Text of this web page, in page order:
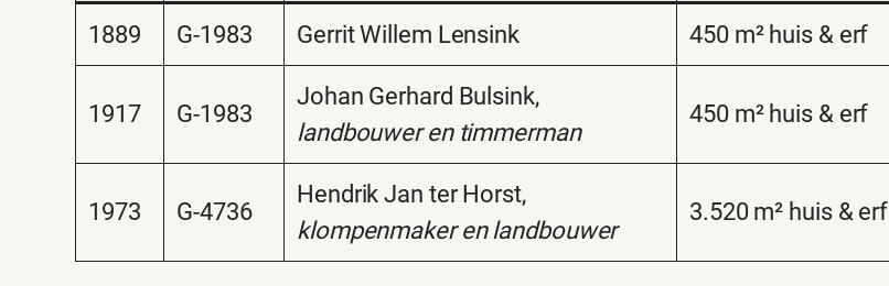
1889 G-1983 Gerrit Willem Lensink 450 m² huis & erf
1917 G-1983
Johan Gerhard Bulsink,
landbouwer en timmerman
450 m² huis & erf
1973 G-4736
Hendrik Jan ter Horst,
klompenmaker en landbouwer
3.520 m² huis & erf